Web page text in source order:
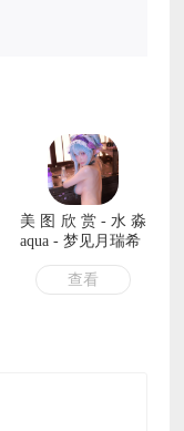
美图欣赏-水淼
aqua - 梦见月瑞希
查看